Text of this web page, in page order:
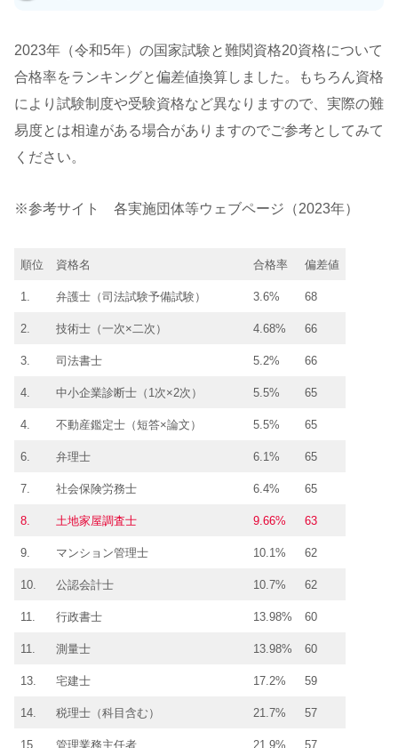
2023年（令和5年）の国家試験と難関資格20資格について
合格率をランキングと偏差値換算しました。もちろん資格
により試験制度や受験資格など異なりますので、実際の難
易度とは相違がある場合がありますのでご参考としてみて
ください。
※参考サイト 各実施団体等ウェブページ（2023年）
順位 資格名 合格率 偏差値
1. 弁護士（司法試験予備試験） 3.6% 68
2. 技術士（一次×二次） 4.68% 66
3. 司法書士 5.2% 66
4. 中小企業診断士（1次×2次） 5.5% 65
4. 不動産鑑定士（短答×論文） 5.5% 65
6. 弁理士 6.1% 65
7. 社会保険労務士 6.4% 65
8. 土地家屋調査士 9.66% 63
9. マンション管理士 10.1% 62
10. 公認会計士 10.7% 62
11. 行政書士 13.98% 60
11. 測量士 13.98% 60
13. 宅建士 17.2% 59
14. 税理士（科目含む） 21.7% 57
15. 管理業務主任者 21.9% 57